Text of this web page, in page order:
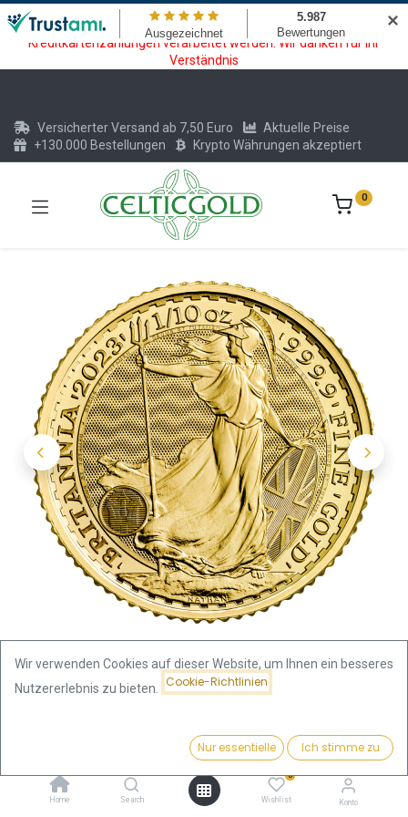
Wartungsarbeiten am Kreditkarten und Krypto Bezahlmodul. In der
Zeit vom 20.07. - 09.08.2026 können keine Krypto oder
Kreditkartenzahlungen verarbeitet werden. Wir danken für Ihr
Verständnis
Preis:
425,14€ Kaufen
Home Search
0
Wishlist Konto
Versicherter Versand ab 7,50 Euro
Aktuelle Preise
+130.000 Bestellungen
Krypto Währungen akzeptiert
0
Britannia King Charles III 1/10 Unze Goldmünze 2023
Britannia King Charles III 1/10
Wir verwenden Cookies auf dieser Website, um Ihnen ein besseres
Nutzererlebnis zu bieten.
Cookie-Richtlinien
Nur essentielle Ich stimme zu
✕